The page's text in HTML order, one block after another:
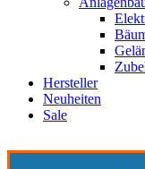
Hersteller
Neuheiten
Sale